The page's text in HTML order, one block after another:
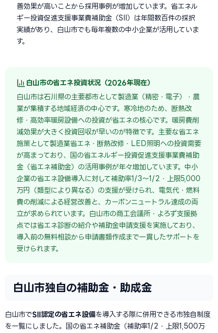
善効果が高いことから採用事例が増加しています。省エネル
ギー投資促進支援事業費補助金（SII）は年間数百件の採択
実績があり、白山市でも毎年複数の中小企業が活用していま
す。
白山市の省エネ投資状況（2026年現在）
白山市は石川県の主要都市として製造業（精密・電子）・農
業が集積する地域経済の中心です。寒冷地のため、断熱改
修・高効率暖房設備への投資が省エネの核心です。暖房費削
減効果が大きく投資回収が早いのが特徴です。主要な省エネ
施策として製造業省エネ・断熱改修・LED照明への投資需要
が高まっており、国の省エネルギー投資促進支援事業費補助
金（省エネ補助金）の活用事例が年々増加しています。中小
企業の省エネ設備導入に対して補助率1/3〜1/2・上限5,000
万円（類型により異なる）の支援が受けられ、電気代・燃料
費の削減による経営改善と、カーボンニュートラル達成の両
立が求められています。白山市の商工会議所・よろず支援拠
点では省エネ診断の紹介や補助金申請支援を実施しており、
導入前の無料相談から申請書類作成まで一貫したサポートを
受けられます。
白山市独自の補助金・助成金
白山市でSII認定の省エネ設備を導入する際に併用できる市独自制度
を一覧にしました。国の省エネ補助金（補助率1/2・上限1,500万